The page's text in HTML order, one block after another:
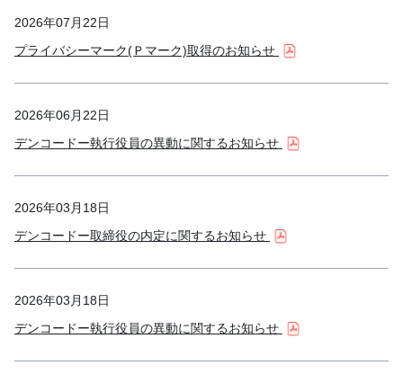
2026年07月22日
プライバシーマーク(Ｐマーク)取得のお知らせ
2026年06月22日
デンコードー執行役員の異動に関するお知らせ
2026年03月18日
デンコードー取締役の内定に関するお知らせ
2026年03月18日
デンコードー執行役員の異動に関するお知らせ